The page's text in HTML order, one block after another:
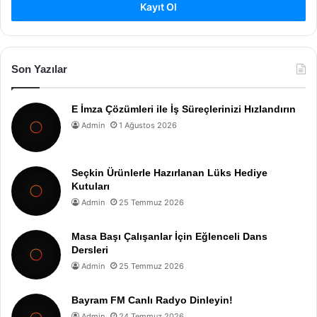
Kayıt Ol
Son Yazılar
E İmza Çözümleri ile İş Süreçlerinizi Hızlandırın
Admin 1 Ağustos 2026
Seçkin Ürünlerle Hazırlanan Lüks Hediye
Kutuları
Admin 25 Temmuz 2026
Masa Başı Çalışanlar İçin Eğlenceli Dans
Dersleri
Admin 25 Temmuz 2026
Bayram FM Canlı Radyo Dinleyin!